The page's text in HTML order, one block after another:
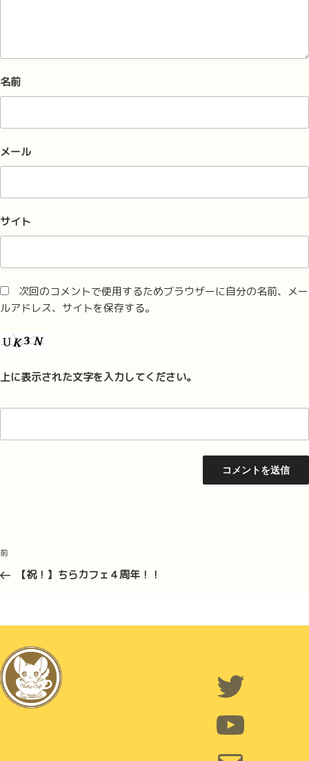
名前
メール
サイト
次回のコメントで使用するためブラウザーに自分の名前、メー
ルアドレス、サイトを保存する。
上に表示された文字を入力してください。
投
ナ
ゲ
シ
ョ
ン
前
の
前
【祝！】ちらカフェ４周年！！
Twitter
YouTube